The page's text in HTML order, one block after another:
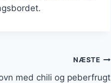
NÆSTE
med chili og peberfrugt